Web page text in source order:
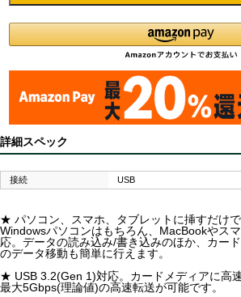
詳細スペック
接続 USB
★ パソコン、スマホ、タブレットに挿すだけ
Windowsパソコンはもちろん、MacBookやス
応。データの読み込み/書き込みのほか、カー
のデータ移動も簡単に行えます。
★ USB 3.2(Gen 1)対応。カードメディアに高
最大5Gbps(理論値)の高速転送が可能です。